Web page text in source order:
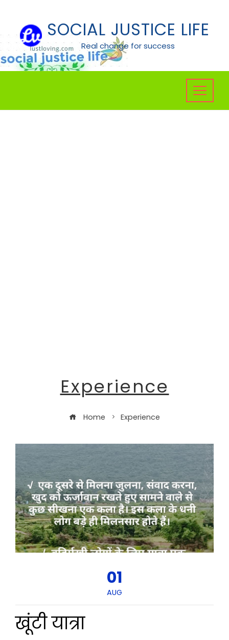
content
SOCIAL JUSTICE LIFE
Real change for success
Experience
Home Experience
01
AUG
खूंटी यात्रा